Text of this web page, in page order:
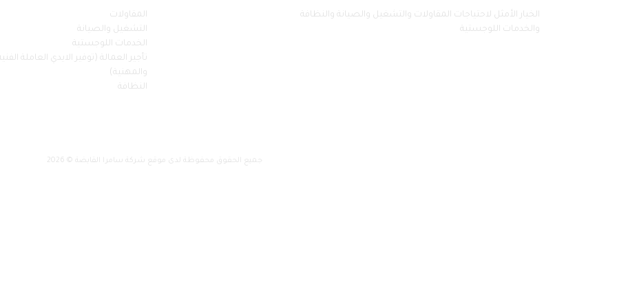
الخيار الأمثل لاحتياجات المقاولات والتشغيل والصيانة والنظافة
والخدمات اللوجستية
المقاولات
التشغيل والصيانة
الخدمات اللوجستية
تأجير العمالة (توفير الايدي العاملة
والمهنية)
النظافة
جميع الحقوق محفوظة لدى موقع شركة سامرا القابضة © 2026